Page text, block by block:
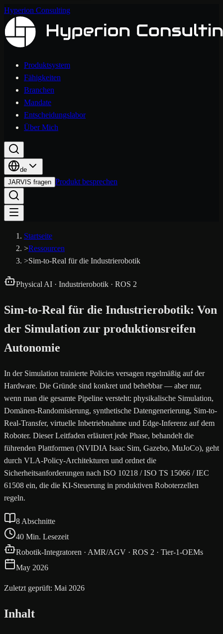
Hyperion Consulting
Produktsystem
Fähigkeiten
Branchen
Mandate
Entscheidungslabor
Über Mich
de
JARVIS fragen Produkt besprechen
Startseite
>Ressourcen
>Sim-to-Real für die Industrierobotik
Physical AI · Industrierobotik · ROS 2
Sim-to-Real für die Industrierobotik: Von
der Simulation zur produktionsreifen
Autonomie
In der Simulation trainierte Policies versagen regelmäßig auf der
Hardware. Die Gründe sind konkret und behebbar — aber nur,
wenn man die gesamte Pipeline versteht: physikalische Simulation,
Domänen-Randomisierung, synthetische Datengenerierung, Sim-to-
Real-Transfer, virtuelle Inbetriebnahme und Edge-Inferenz auf dem
Roboter. Dieser Leitfaden erläutert jede Phase, behandelt die
führenden Plattformen (NVIDIA Isaac Sim, Gazebo, MuJoCo), geht
durch VLA-Policy-Architekturen und ordnet die
Sicherheitsanforderungen nach ISO 10218 / ISO TS 15066 / IEC
61508 ein, die die KI-Steuerung in produktiven Roboterzellen
regeln.
8 Abschnitte
40 Min. Lesezeit
Robotik-Integratoren · AMR/AGV · ROS 2 · Tier-1-OEMs
May 2026
Zuletzt geprüft: Mai 2026
Inhalt